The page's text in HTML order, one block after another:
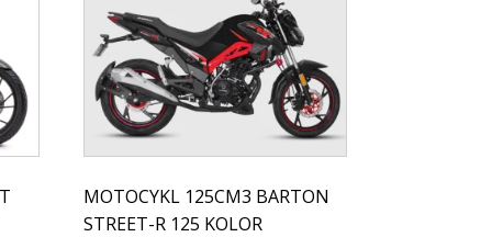
MOTOCYKL 125CM3 BARTON
STREET-R 125 KOLOR